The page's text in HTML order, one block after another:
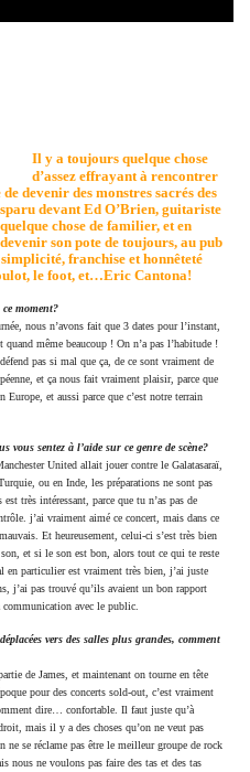
Il y a toujours quelque chose
d’assez effrayant à rencontrer
devenir des monstres sacrés des
devant Ed O’Brien, guitariste
chose de familier, et en
son pote de toujours, au pub
franchise et honnêteté
le foot, et…Eric Cantona!
moment?
nous n’avons fait que 3 dates pour l’instant,
même beaucoup ! On n’a pas l’habitude !
pas si mal que ça, de ce sont vraiment de
et ça nous fait vraiment plaisir, parce que
Europe, et aussi parce que c’est notre terrain
vous sentez à l’aide sur ce genre de scène?
United allait jouer contre le Galatasaraï,
ou en Inde, les préparations ne sont pas
très intéressant, parce que tu n’as pas de
j’ai vraiment aimé ce concert, mais dans ce
Et heureusement, celui-ci s’est très bien
et si le son est bon, alors tout ce qui te reste
en particulier est vraiment très bien, j’ai juste
j’ai pas trouvé qu’ils avaient un bon rapport
avec le public.
vers des salles plus grandes, comment
de James, et maintenant on tourne en tête
pour des concerts sold-out, c’est vraiment
dire… confortable. Il faut juste qu’à
mais il y a des choses qu’on ne veut pas
ne se réclame pas être le meilleur groupe de rock
nous ne voulons pas faire des tas et des tas